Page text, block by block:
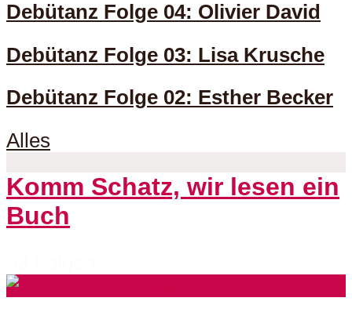
Debütanz Folge 04: Olivier David
Debütanz Folge 03: Lisa Krusche
Debütanz Folge 02: Esther Becker
Alles
Komm Schatz, wir lesen ein
Buch